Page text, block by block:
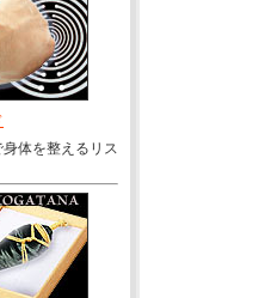
体を整えるリス